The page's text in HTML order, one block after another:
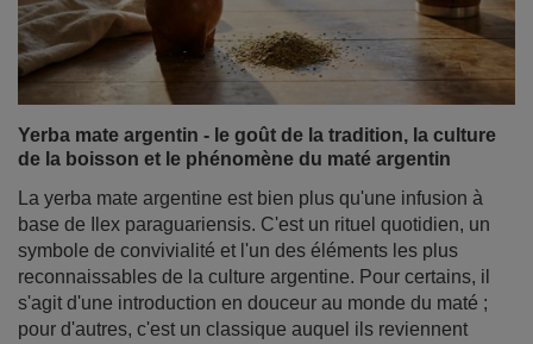
Yerba mate argentin - le goût de la tradition, la culture
de la boisson et le phénomène du maté argentin
La yerba mate argentine est bien plus qu'une infusion à
base de
Ilex paraguariensis. C'est un rituel quotidien, un
symbole de convivialité et l'un des éléments les plus
reconnaissables de la culture argentine. Pour certains, il
s'agit d'une introduction en douceur au monde du maté ;
pour d'autres, c'est un classique auquel ils reviennent